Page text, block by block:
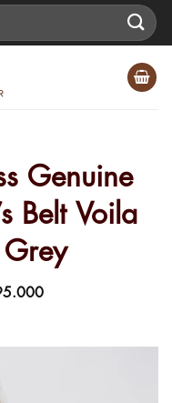
Genuine
Belt Voila
Harga
Rp 295.000.